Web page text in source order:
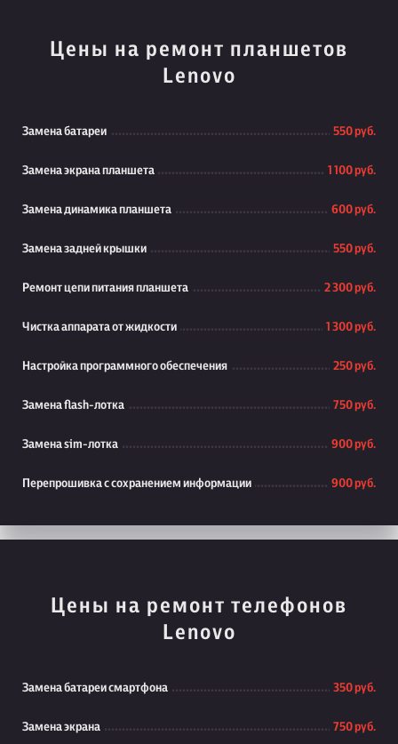
Цены на ремонт планшетов
Lenovo
Замена батареи 550 руб.
Замена экрана планшета 1 100 руб.
Замена динамика планшета 600 руб.
Замена задней крышки 550 руб.
Ремонт цепи питания планшета 2 300 руб.
Чистка аппарата от жидкости 1 300 руб.
Настройка программного обеспечения 250 руб.
Замена flash-лотка 750 руб.
Замена sim-лотка 900 руб.
Перепрошивка с сохранением информации 900 руб.
Цены на ремонт телефонов
Lenovo
Замена батареи смартфона 350 руб.
Замена экрана 750 руб.